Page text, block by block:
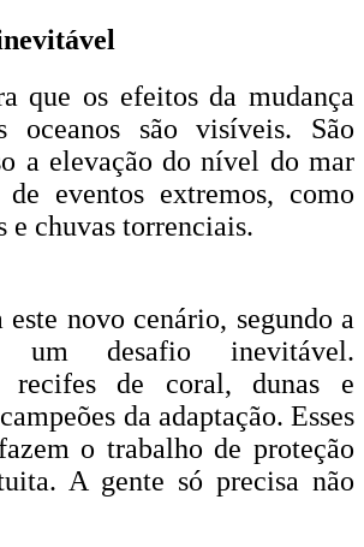
que os efeitos da mudança
oceanos são visíveis. São
a elevação do nível do mar
eventos extremos, como
e chuvas torrenciais.
este novo cenário, segundo a
um desafio inevitável.
recifes de coral, dunas e
da adaptação. Esses
o trabalho de proteção
A gente só precisa não